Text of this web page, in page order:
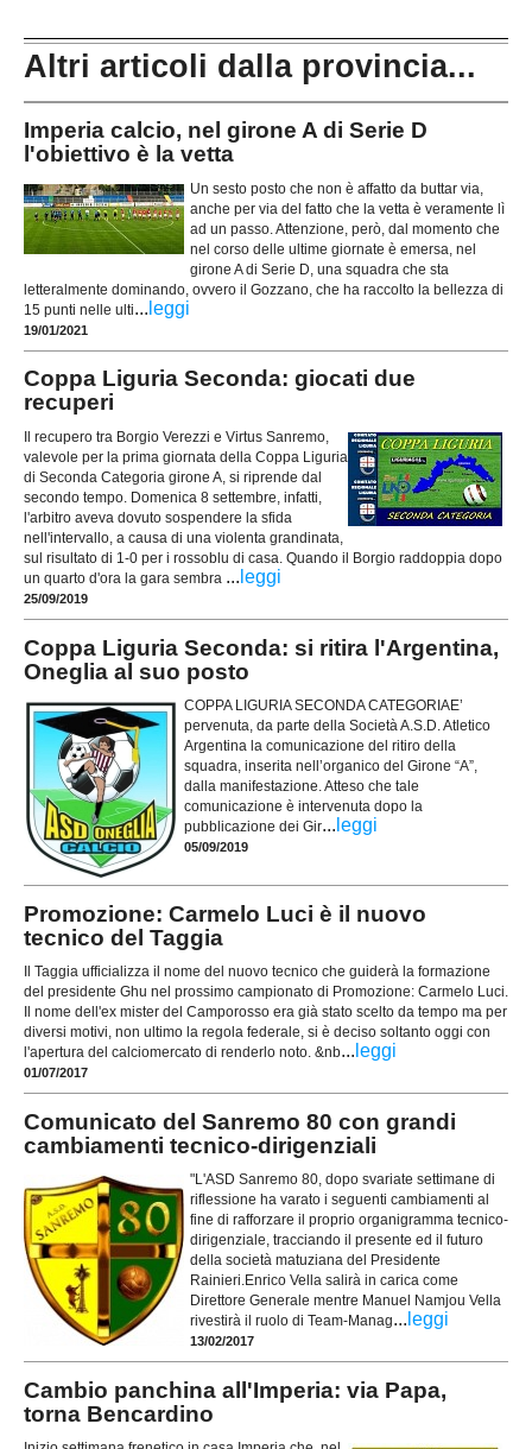
Altri articoli dalla provincia...
Imperia calcio, nel girone A di Serie D
l'obiettivo è la vetta
Un sesto posto che non è affatto da buttar via,
anche per via del fatto che la vetta è veramente lì
ad un passo. Attenzione, però, dal momento che
nel corso delle ultime giornate è emersa, nel
girone A di Serie D, una squadra che sta
letteralmente dominando, ovvero il Gozzano, che ha raccolto la bellezza di
15 punti nelle ulti... leggi
19/01/2021
Coppa Liguria Seconda: giocati due
recuperi
Il recupero tra Borgio Verezzi e Virtus Sanremo,
valevole per la prima giornata della Coppa Liguria
di Seconda Categoria girone A, si riprende dal
secondo tempo. Domenica 8 settembre, infatti,
l'arbitro aveva dovuto sospendere la sfida
nell'intervallo, a causa di una violenta grandinata,
sul risultato di 1-0 per i rossoblu di casa. Quando il Borgio raddoppia dopo
un quarto d'ora la gara sembra ... leggi
25/09/2019
Coppa Liguria Seconda: si ritira l'Argentina,
Oneglia al suo posto
COPPA LIGURIA SECONDA CATEGORIAE’
pervenuta, da parte della Società A.S.D. Atletico
Argentina la comunicazione del ritiro della
squadra, inserita nell’organico del Girone “A”,
dalla manifestazione. Atteso che tale
comunicazione è intervenuta dopo la
pubblicazione dei Gir... leggi
05/09/2019
Promozione: Carmelo Luci è il nuovo
tecnico del Taggia
Il Taggia ufficializza il nome del nuovo tecnico che guiderà la formazione
del presidente Ghu nel prossimo campionato di Promozione: Carmelo Luci.
Il nome dell'ex mister del Camporosso era già stato scelto da tempo ma per
diversi motivi, non ultimo la regola federale, si è deciso soltanto oggi con
l'apertura del calciomercato di renderlo noto. &nb... leggi
01/07/2017
Comunicato del Sanremo 80 con grandi
cambiamenti tecnico-dirigenziali
"L'ASD Sanremo 80, dopo svariate settimane di
riflessione ha varato i seguenti cambiamenti al
fine di rafforzare il proprio organigramma tecnico-
dirigenziale, tracciando il presente ed il futuro
della società matuziana del Presidente
Rainieri.Enrico Vella salirà in carica come
Direttore Generale mentre Manuel Namjou Vella
rivestirà il ruolo di Team-Manag... leggi
13/02/2017
Cambio panchina all'Imperia: via Papa,
torna Bencardino